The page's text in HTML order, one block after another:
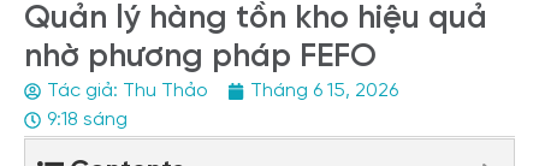
Quản lý hàng tồn kho hiệu quả
nhờ phương pháp FEFO
Tác giả: Thu Thảo
Tháng 6 15, 2026
9:18 sáng